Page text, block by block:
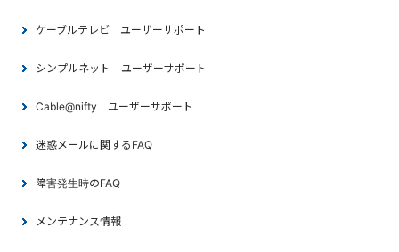
ケーブルテレビ ユーザーサポート
シンプルネット ユーザーサポート
Cable@nifty ユーザーサポート
迷惑メールに関するFAQ
障害発生時のFAQ
メンテナンス情報